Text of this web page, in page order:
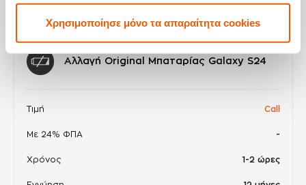
Χρησιμοποίησε μόνο τα απαραίτητα cookies
Εγγύηση 12 μήνες
Αλλαγή Original Μπαταρίας Galaxy S24
Τιμή Call
Με 24% ΦΠΑ -
Χρόνος 1-2 ώρες